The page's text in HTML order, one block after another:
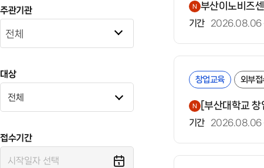
주관기관
전체
대상
접수기간
부산이노비즈
기간 2026.08.06
창업교육 외부접
[부산대학교
기간 2026.08.06